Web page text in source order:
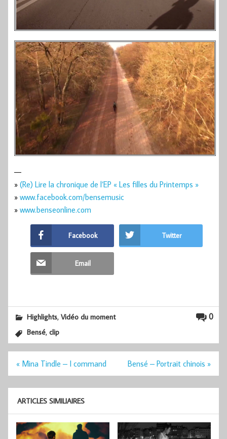
—
» (Re) Lire la chronique de l’EP « Les filles du Printemps »
» www.facebook.com/bensemusic
» www.benseonline.com
Facebook Twitter
Email
0
Highlights,Vidéo du moment
Bensé,clip
Navigation
l’article
« Mina Tindle – I command Bensé – Portrait chinois »
ARTICLES SIMILIAIRES